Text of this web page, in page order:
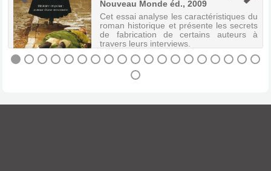
Nouveau Monde éd., 2009
Cet essai analyse les caractéristiques du
roman historique et présente les secrets
de fabrication de certains auteurs à
travers leurs interviews.